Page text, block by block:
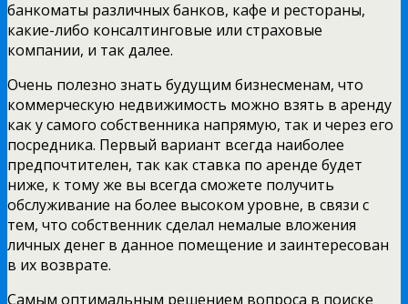
банкоматы различных банков, кафе и рестораны,
какие-либо консалтинговые или страховые
компании, и так далее.
Очень полезно знать будущим бизнесменам, что
коммерческую недвижимость можно взять в аренду
как у самого собственника напрямую, так и через его
посредника. Первый вариант всегда наиболее
предпочтителен, так как ставка по аренде будет
ниже, к тому же вы всегда сможете получить
обслуживание на более высоком уровне, в связи с
тем, что собственник сделал немалые вложения
личных денег в данное помещение и заинтересован
в их возврате.
Самым оптимальным решением вопроса в поиске